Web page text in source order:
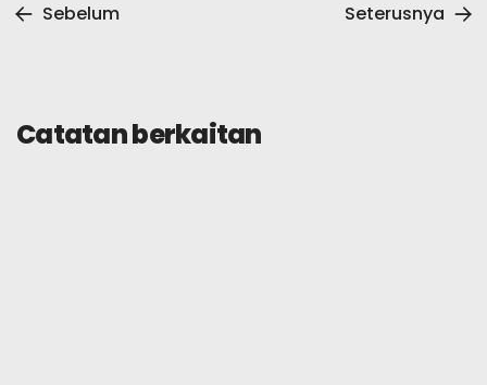
Sebelum Seterusnya
Catatan berkaitan